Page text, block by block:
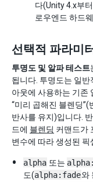
다(Unity 4.x부
로우엔드 하드
선택적 파라미
투명도 및 알파 테스트
됩니다. 투명도는 일
아웃에 사용하는 기존
“미리 곱해진 블렌딩
반사를 유지)입니다.
드에 블렌딩 커맨드가
변수에 따라 생성된
alpha 또는
도(alpha:fade와